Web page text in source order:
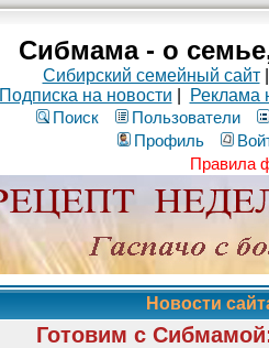
Сибмама - о
Сибирский семейный сайт|
Подписка на новости
Реклама
Поиск
Пользователи
Профиль
Правила
Новости
Готовим с